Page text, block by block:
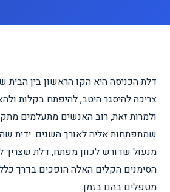
דלת הכניסה היא הקו הראשון בין הבית
צריכה להיסגר היטב, להיפתח בקלות
ולמרות זאת, רוב האנשים מתעלמים
שמתפתחות אליה לאורך השנים. ידית
מנעול שדורש לכוון מפתח, דלת שצריך
הסימנים הקלים האלה הופכים בדרך
מטפלים בהם בזמן.